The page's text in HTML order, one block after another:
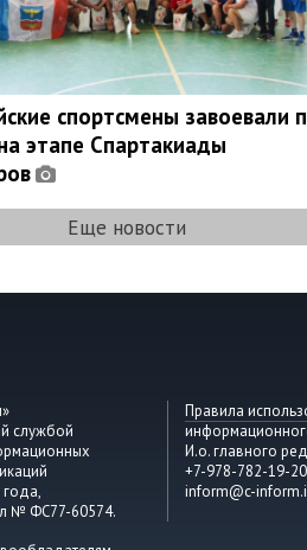
спортсмены завоевали
этапе Спартакиады
Еще новости
службой
№ ФС77-60574.
Правила
И.о. главного
+7-978-782-19-20
inform@c-